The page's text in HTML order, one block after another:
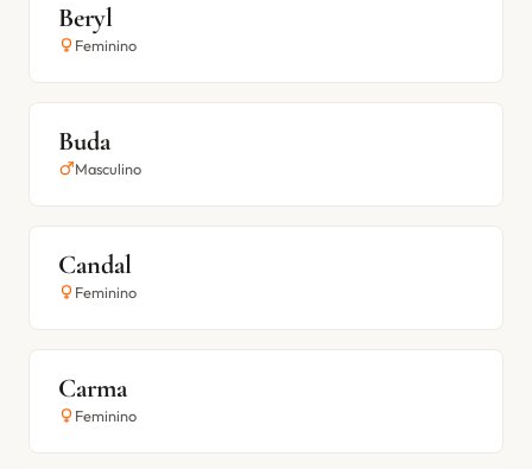
Beryl
Feminino
Buda
Masculino
Candal
Feminino
Carma
Feminino